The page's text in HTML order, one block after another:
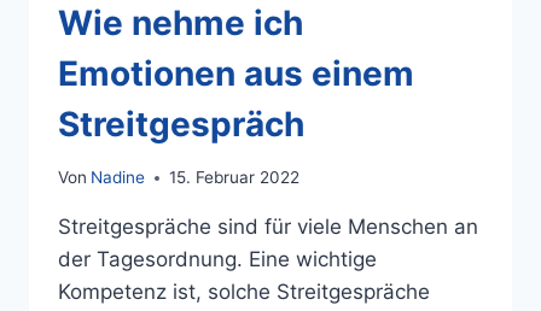
Wie nehme ich
Emotionen aus einem
Streitgespräch
Von Nadine 15. Februar 2022
Streitgespräche sind für viele Menschen an
der Tagesordnung. Eine wichtige
Kompetenz ist, solche Streitgespräche